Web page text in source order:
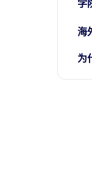
学
海
为